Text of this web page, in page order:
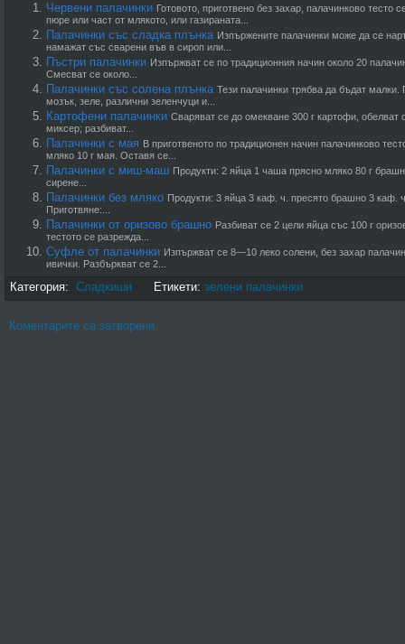
Червени палачинки Готовото, приготвено без захар, палачинково
пюре или част от млякото, или газираната...
Палачинки със сладка плънка Изпържените палачинки може да се
намажат със сварени във в сироп или...
Пъстри палачинки Изпържват се по традиционния начин около 20
Смесват се около...
Палачинки със солена плънка Тези палачинки трябва да бъдат
мозък, зеле, различни зеленчуци и...
Картофени палачинки Сваряват се до омекване 300 г картофи, обелват
миксер; разбиват...
Палачинки с мая В приготвеното по традиционен начин палачинково
мляко 10 г мая. Оставя се...
Палачинки с миш-маш Продукти: 2 яйца 1 чаша прясно мляко 80 г
сирене...
Палачинки без мляко Продукти: 3 яйца 3 каф. ч. пресято брашно 3 каф.
Приготвяне:...
Палачинки от оризово брашно Разбиват се 2 цели яйца със 100 г
тестото се разрежда...
Суфле от палачинки Изпържват се 8—10 леко солени, без захар
ивички. Разбъркват се 2...
Категория: Сладкиши Етикети: зелени палачинки
Коментарите са затворени.